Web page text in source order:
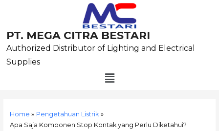
PT. MEGA CITRA BESTARI
Authorized Distributor of Lighting and Electrical
Supplies
Menu
Home
Pengetahuan Listrik
Apa Saja Komponen Stop Kontak yang Perlu Diketahui?